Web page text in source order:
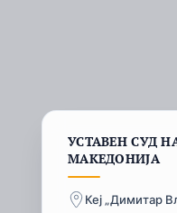
УСТАВЕН СУД
МАКЕДОНИЈА
Кеј „Димитар